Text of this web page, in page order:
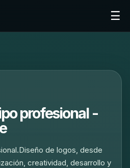
☰
profesional -
de logos, desde
creatividad, desarrollo y